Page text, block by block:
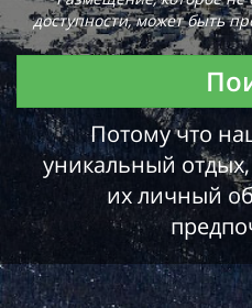
доступности, может быть
Потому что
уникальный
их личный